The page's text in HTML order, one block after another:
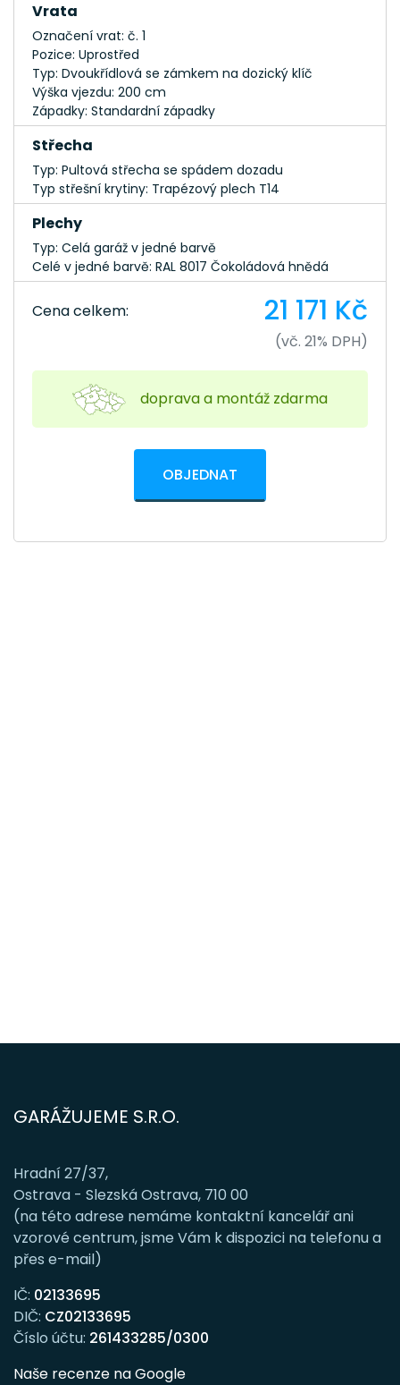
Vrata
Označení vrat: č. 1
Pozice: Uprostřed
Typ: Dvoukřídlová se zámkem na dozický klíč
Výška vjezdu: 200 cm
Západky: Standardní západky
Střecha
Typ: Pultová střecha se spádem dozadu
Typ střešní krytiny: Trapézový plech T14
Plechy
Typ: Celá garáž v jedné barvě
Celé v jedné barvě: RAL 8017 Čokoládová hnědá
Cena celkem: 21 171 Kč
(vč. 21% DPH)
doprava a montáž zdarma
OBJEDNAT
GARÁŽUJEME S.R.O.
Hradní 27/37,
Ostrava - Slezská Ostrava, 710 00
(na této adrese nemáme kontaktní kancelář ani
vzorové centrum, jsme Vám k dispozici na telefonu a
přes e-mail)
IČ: 02133695
DIČ: CZ02133695
Číslo účtu: 261433285/0300
Naše recenze na Google